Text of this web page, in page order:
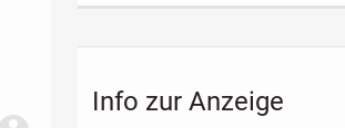
Info zur Anzeige